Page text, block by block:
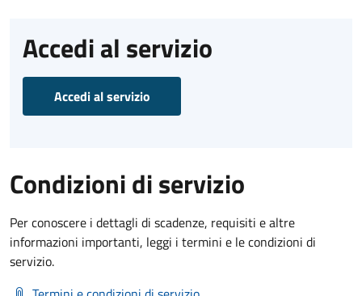
Accedi al servizio
Accedi al servizio
Condizioni di servizio
Per conoscere i dettagli di scadenze, requisiti e altre
informazioni importanti, leggi i termini e le condizioni di
servizio.